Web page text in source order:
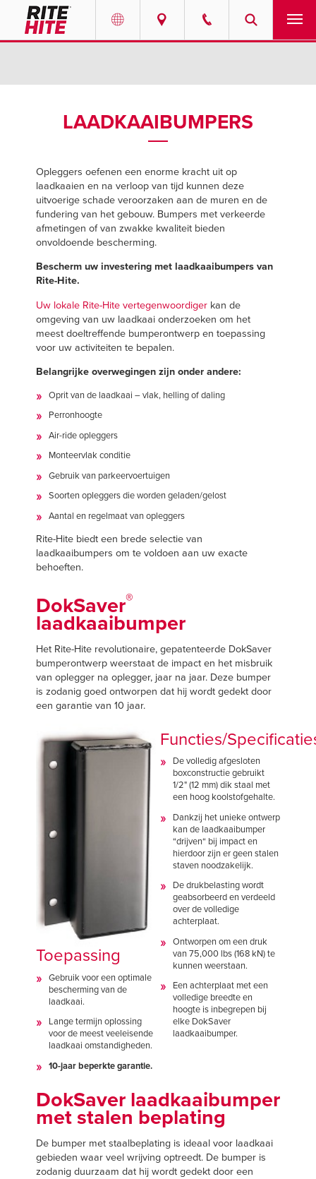
Portuguese
EUROPE
English
Français
Italiano
Dutch
ASIA PACIFIC
English
中文
MIDDLE EAST/AFRICA
English
OVER ONS
CONTACT
INFORMATIECENTRUM
VIND EEN VERT
+31 (0) 571270444
LAADKAAIBUMPERS
Opleggers oefenen een enorme kracht uit op
laadkaaien en na verloop van tijd kunnen deze
uitvoerige schade veroorzaken aan de muren en de
fundering van het gebouw. Bumpers met verkeerde
afmetingen of van zwakke kwaliteit bieden
onvoldoende bescherming.
Bescherm uw investering met laadkaaibumpers van
Rite-Hite.
Uw lokale Rite-Hite vertegenwoordigerkan de
omgeving van uw laadkaai onderzoeken om het
meest doeltreffende bumperontwerp en toepassing
voor uw activiteiten te bepalen.
Belangrijke overwegingen zijn onder andere:
Oprit van de laadkaai – vlak, helling of daling
Perronhoogte
Air-ride opleggers
Monteervlak conditie
Gebruik van parkeervoertuigen
Soorten opleggers die worden geladen/gelost
Aantal en regelmaat van opleggers
Rite-Hite biedt een brede selectie van
laadkaaibumpers om te voldoen aan uw exacte
behoeften.
DokSaver®
laadkaaibumper
Het Rite-Hite revolutionaire, gepatenteerde DokSaver
bumperontwerp weerstaat de impact en het misbruik
van oplegger na oplegger, jaar na jaar. Deze bumper
is zodanig goed ontworpen dat hij wordt gedekt door
een garantie van 10 jaar.
Toepassing
Gebruik voor een optimale
bescherming van de
laadkaai.
Lange termijn oplossing
voor de meest veeleisende
laadkaai omstandigheden.
10-jaar beperkte garantie.
Functies/
De volledig afgesloten
boxconstructie gebruikt
1/2" (12 mm) dik staal met
een hoog koolstofgehalte.
Dankzij het unieke ontwerp
kan de laadkaaibumper
“drijven“ bij impact en
hierdoor zijn er geen stalen
staven noodzakelijk.
De drukbelasting wordt
geabsorbeerd en verdeeld
over de volledige
achterplaat.
Ontworpen om een druk
van 75,000 lbs (168 kN) te
kunnen weerstaan.
Een achterplaat met een
volledige breedte en
hoogte is inbegrepen bij
elke DokSaver
laadkaaibumper.
DokSaver laadkaaibumper
met stalen beplating
De bumper met staalbeplating is ideaal voor laadkaai
gebieden waar veel wrijving optreedt. De bumper is
zodanig duurzaam dat hij wordt gedekt door een